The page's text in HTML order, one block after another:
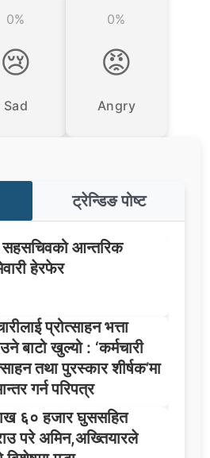
0%
😢
Sad
0%
😡
Angry
ट्रेन्डिङ पोष्ट
आन्तरिक
हेरफेर
प्रोत्साहन भत्ता
बाटो खुल्यो : ‘कर्मचारी
तथा पुरस्कार शीर्षक’मा
गर्न परिपत्र
६० हजार घुससहित
परे अमिन,अख्तियारले